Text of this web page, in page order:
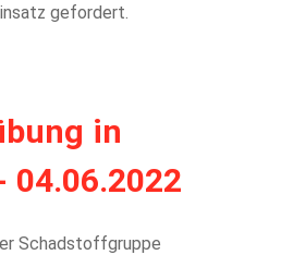
gefordert.
in
04.06.2022
Schadstoffgruppe